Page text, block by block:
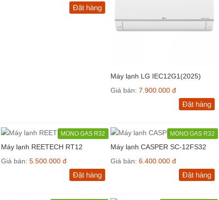
Đặt hàng
Máy lạnh LG IEC12G1(2025)
Giá bán: 7.900.000 đ
Đặt hàng
MONO GAS R32
Máy lạnh REETECH RT12
Giá bán: 5.500.000 đ
Đặt hàng
MONO GAS R32
Máy lạnh CASPER SC-12FS32
Giá bán: 6.400.000 đ
Đặt hàng